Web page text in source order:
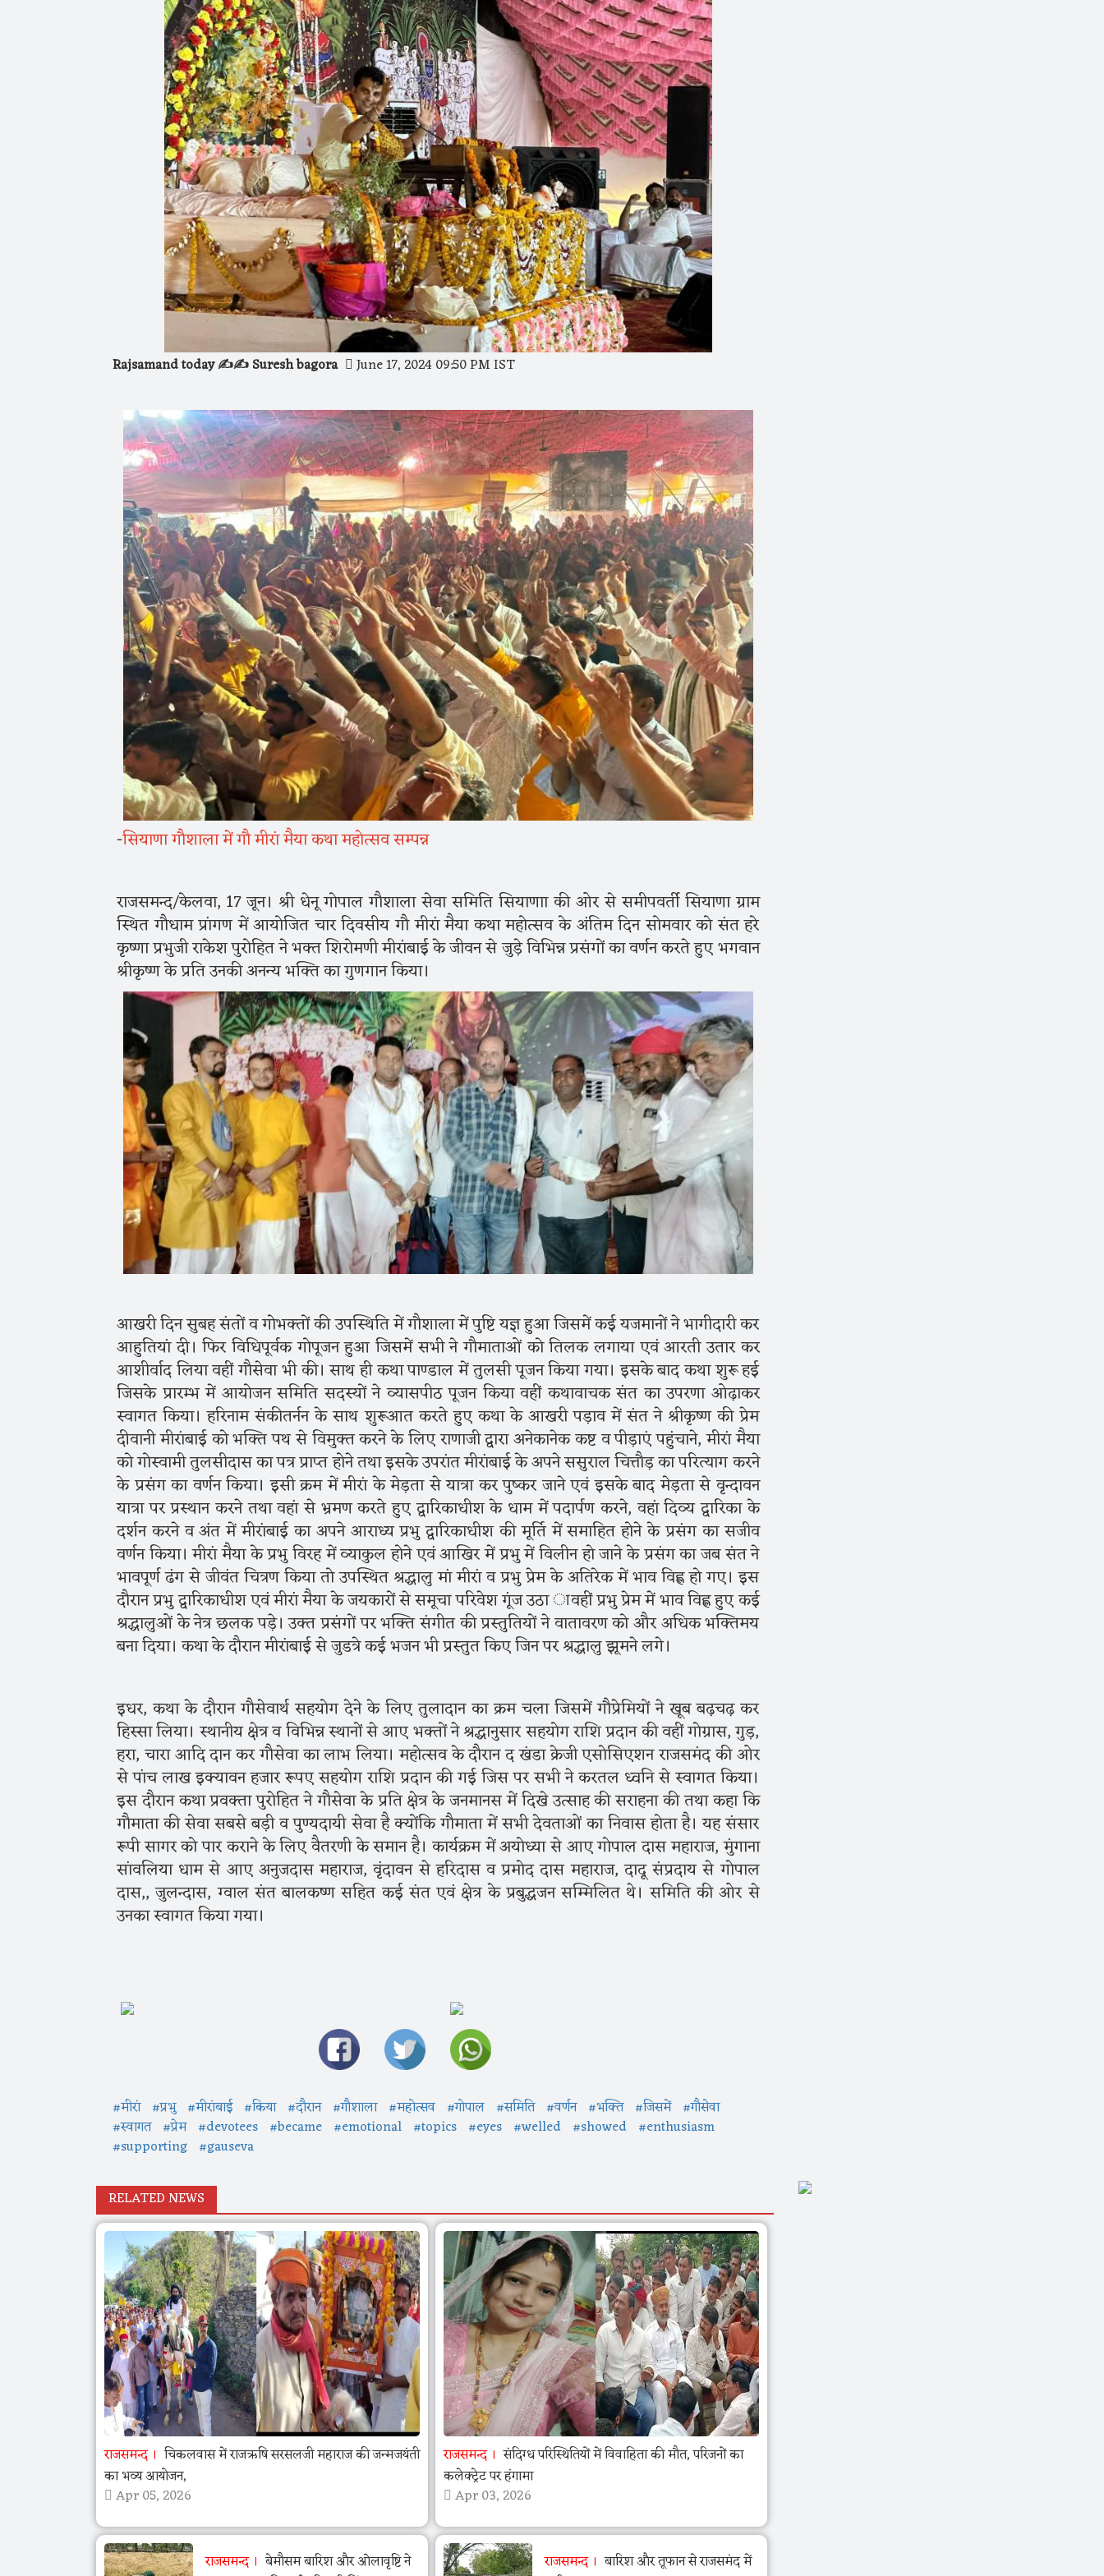
Rajsamand today ✍️✍️ Suresh bagora June 17, 2024 09:50 PM IST
-सियाणा गौशाला में गौ मीरां मैया कथा महोत्सव सम्पन्न
राजसमन्द/केलवा, 17 जून। श्री धेनू गोपाल गौशाला सेवा समिति सियाणाा की ओर से समीपवर्ती सियाणा ग्राम
स्थित गौधाम प्रांगण में आयोजित चार दिवसीय गौ मीरां मैया कथा महोत्सव के अंतिम दिन सोमवार को संत हरे
कृष्णा प्रभुजी राकेश पुरोहित ने भक्त शिरोमणी मीरांबाई के जीवन से जुड़े विभिन्न प्रसंगों का वर्णन करते हुए भगवान
श्रीकृष्ण के प्रति उनकी अनन्य भक्ति का गुणगान किया।
आखरी दिन सुबह संतों व गोभक्तों की उपस्थिति में गौशाला में पुष्टि यज्ञ हुआ जिसमें कई यजमानों ने भागीदारी कर
आहुतियां दी। फिर विधिपूर्वक गोपूजन हुआ जिसमें सभी ने गौमाताओं को तिलक लगाया एवं आरती उतार कर
आशीर्वाद लिया वहीं गौसेवा भी की। साथ ही कथा पाण्डाल में तुलसी पूजन किया गया। इसके बाद कथा शुरू हई
जिसके प्रारम्भ में आयोजन समिति सदस्यों ने व्यासपीठ पूजन किया वहीं कथावाचक संत का उपरणा ओढ़ाकर
स्वागत किया। हरिनाम संकीतर्नन के साथ शुरूआत करते हुए कथा के आखरी पड़ाव में संत ने श्रीकृष्ण की प्रेम
दीवानी मीरांबाई को भक्ति पथ से विमुक्त करने के लिए राणाजी द्वारा अनेकानेक कष्ट व पीड़ाएं पहुंचाने, मीरां मैया
को गोस्वामी तुलसीदास का पत्र प्राप्त होने तथा इसके उपरांत मीरांबाई के अपने ससुराल चित्तौड़ का परित्याग करने
के प्रसंग का वर्णन किया। इसी क्रम में मीरां के मेड़ता से यात्रा कर पुष्कर जाने एवं इसके बाद मेड़ता से वृन्दावन
यात्रा पर प्रस्थान करने तथा वहां से भ्रमण करते हुए द्वारिकाधीश के धाम में पदार्पण करने, वहां दिव्य द्वारिका के
दर्शन करने व अंत में मीरांबाई का अपने आराध्य प्रभु द्वारिकाधीश की मूर्ति में समाहित होने के प्रसंग का सजीव
वर्णन किया। मीरां मैया के प्रभु विरह में व्याकुल होने एवं आखिर में प्रभु में विलीन हो जाने के प्रसंग का जब संत ने
भावपूर्ण ढंग से जीवंत चित्रण किया तो उपस्थित श्रद्धालु मां मीरां व प्रभु प्रेम के अतिरेक में भाव विह्ल हो गए। इस
दौरान प्रभु द्वारिकाधीश एवं मीरां मैया के जयकारों से समूचा परिवेश गूंज उठा ावहीं प्रभु प्रेम में भाव विह्ल हुए कई
श्रद्धालुओं के नेत्र छलक पड़े। उक्त प्रसंगों पर भक्ति संगीत की प्रस्तुतियों ने वातावरण को और अधिक भक्तिमय
बना दिया। कथा के दौरान मीरांबाई से जुडत्रे कई भजन भी प्रस्तुत किए जिन पर श्रद्धालु झूमने लगे।
इधर, कथा के दौरान गौसेवार्थ सहयोग देने के लिए तुलादान का क्रम चला जिसमें गौप्रेमियों ने खूब बढ़चढ़ कर
हिस्सा लिया। स्थानीय क्षेत्र व विभिन्न स्थानों से आए भक्तों ने श्रद्धानुसार सहयोग राशि प्रदान की वहीं गोग्रास, गुड़,
हरा, चारा आदि दान कर गौसेवा का लाभ लिया। महोत्सव के दौरान द खंडा क्रेजी एसोसिएशन राजसमंद की ओर
से पांच लाख इक्यावन हजार रूपए सहयोग राशि प्रदान की गई जिस पर सभी ने करतल ध्वनि से स्वागत किया।
इस दौरान कथा प्रवक्ता पुरोहित ने गौसेवा के प्रति क्षेत्र के जनमानस में दिखे उत्साह की सराहना की तथा कहा कि
गौमाता की सेवा सबसे बड़ी व पुण्यदायी सेवा है क्योंकि गौमाता में सभी देवताओं का निवास होता है। यह संसार
रूपी सागर को पार कराने के लिए वैतरणी के समान है। कार्यक्रम में अयोध्या से आए गोपाल दास महाराज, मुंगाना
सांवलिया धाम से आए अनुजदास महाराज, वृंदावन से हरिदास व प्रमोद दास महाराज, दादू संप्रदाय से गोपाल
दास,, जुलन्दास, ग्वाल संत बालकष्ण सहित कई संत एवं क्षेत्र के प्रबुद्धजन सम्मिलित थे। समिति की ओर से
उनका स्वागत किया गया।
#मीरां #प्रभु #मीरांबाई #किया #दौरान #गौशाला #महोत्सव #गोपाल #समिति #वर्णन #भक्ति #जिसमें #गौसेवा
#स्वागत #प्रेम #devotees #became #emotional #topics #eyes #welled #showed #enthusiasm
#supporting #gauseva
RELATED NEWS
राजसमन्द
चिकलवास में राजऋषि सरसलजी महाराज की जन्मजयंती
का भव्य आयोजन,
Apr 05, 2026
राजसमन्द
संदिग्ध परिस्थितियों में विवाहिता की मौत, परिजनों का
कलेक्ट्रेट पर हंगामा
Apr 03, 2026
राजसमन्द
बेमौसम बारिश और ओलावृष्टि ने
राजसमन्द
बारिश और तूफान से राजसमंद में